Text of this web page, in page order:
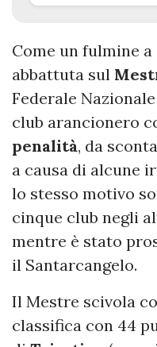
Come un fulmine
abbattuta sul
Federale
club arancionero
penalità, da
a causa di alcune
lo stesso motivo
cinque club negli
mentre è stato
il Santarcangelo.
Il Mestre scivola
classifica con 44